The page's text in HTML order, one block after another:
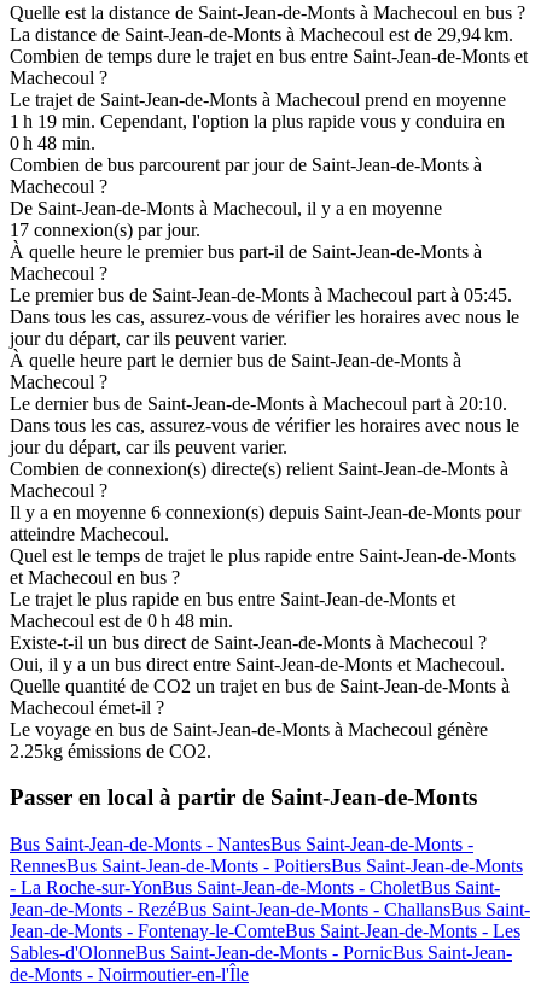
Quelle est la distance de Saint-Jean-de-Monts à Machecoul en bus ?
La distance de Saint-Jean-de-Monts à Machecoul est de 29,94 km.
Combien de temps dure le trajet en bus entre Saint-Jean-de-Monts et
Machecoul ?
Le trajet de Saint-Jean-de-Monts à Machecoul prend en moyenne
1 h 19 min. Cependant, l'option la plus rapide vous y conduira en
0 h 48 min.
Combien de bus parcourent par jour de Saint-Jean-de-Monts à
Machecoul ?
De Saint-Jean-de-Monts à Machecoul, il y a en moyenne
17 connexion(s) par jour.
À quelle heure le premier bus part-il de Saint-Jean-de-Monts à
Machecoul ?
Le premier bus de Saint-Jean-de-Monts à Machecoul part à 05:45.
Dans tous les cas, assurez-vous de vérifier les horaires avec nous le
jour du départ, car ils peuvent varier.
À quelle heure part le dernier bus de Saint-Jean-de-Monts à
Machecoul ?
Le dernier bus de Saint-Jean-de-Monts à Machecoul part à 20:10.
Dans tous les cas, assurez-vous de vérifier les horaires avec nous le
jour du départ, car ils peuvent varier.
Combien de connexion(s) directe(s) relient Saint-Jean-de-Monts à
Machecoul ?
Il y a en moyenne 6 connexion(s) depuis Saint-Jean-de-Monts pour
atteindre Machecoul.
Quel est le temps de trajet le plus rapide entre Saint-Jean-de-Monts
et Machecoul en bus ?
Le trajet le plus rapide en bus entre Saint-Jean-de-Monts et
Machecoul est de 0 h 48 min.
Existe-t-il un bus direct de Saint-Jean-de-Monts à Machecoul ?
Oui, il y a un bus direct entre Saint-Jean-de-Monts et Machecoul.
Quelle quantité de CO2 un trajet en bus de Saint-Jean-de-Monts à
Machecoul émet-il ?
Le voyage en bus de Saint-Jean-de-Monts à Machecoul génère
2.25kg émissions de CO2.
Passer en local à partir de Saint-Jean-de-Monts
Bus Saint-Jean-de-Monts - NantesBus Saint-Jean-de-Monts -
RennesBus Saint-Jean-de-Monts - PoitiersBus Saint-Jean-de-Monts
- La Roche-sur-YonBus Saint-Jean-de-Monts - CholetBus Saint-
Jean-de-Monts - RezéBus Saint-Jean-de-Monts - ChallansBus Saint-
Jean-de-Monts - Fontenay-le-ComteBus Saint-Jean-de-Monts - Les
Sables-d'OlonneBus Saint-Jean-de-Monts - PornicBus Saint-Jean-
de-Monts - Noirmoutier-en-l'Île